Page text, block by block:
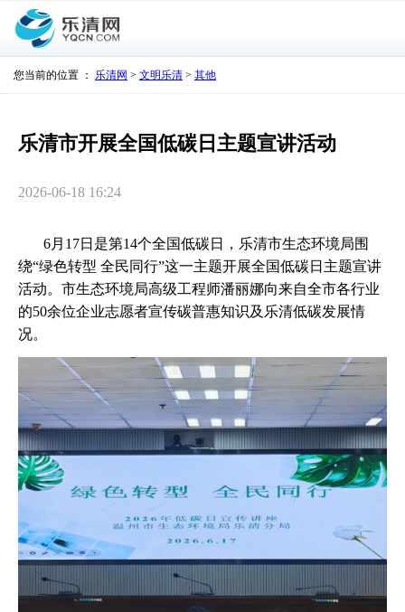
您当前的位置 ： 乐清网 > 文明乐清 > 其他
乐清市开展全国低碳日主题宣讲活动
2026-06-18 16:24
6月17日是第14个全国低碳日，乐清市生态环境局围
绕“绿色转型 全民同行”这一主题开展全国低碳日主题宣讲
活动。市生态环境局高级工程师潘丽娜向来自全市各行业
的50余位企业志愿者宣传碳普惠知识及乐清低碳发展情
况。